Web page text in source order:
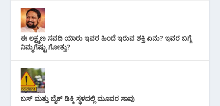
ಈ ಲಕ್ಷ್ಮಣ ಸವದಿ ಯಾರು ಇವರ ಹಿಂದೆ ಇರುವ ಶಕ್ತಿ ಏನು? ಇವರ ಬಗ್ಗೆ
ನಿಮ್ಮಗೆಷ್ಟು ಗೋತ್ತು?
ಬಸ್ ಮತ್ತು ಬೈಕ್ ಡಿಕ್ಕಿ ಸ್ಥಳದಲ್ಲಿ ಮೂವರ ಸಾವು